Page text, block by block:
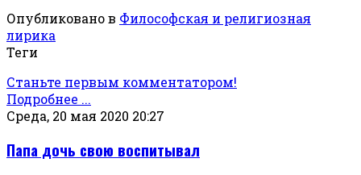
Опубликовано в Философская и религиозная
лирика
Теги
Станьте первым комментатором!
Подробнее ...
Среда, 20 мая 2020 20:27
Папа дочь свою воспитывал